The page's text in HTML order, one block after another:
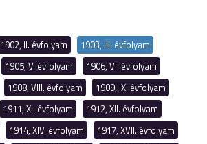
1902, II. évfolyam
1903, III. évfolyam
1905, V. évfolyam
1906, VI. évfolyam
1908, VIII. évfolyam
1909, IX. évfolyam
1911, XI. évfolyam
1912, XII. évfolyam
1914, XIV. évfolyam
1917, XVII. évfolyam